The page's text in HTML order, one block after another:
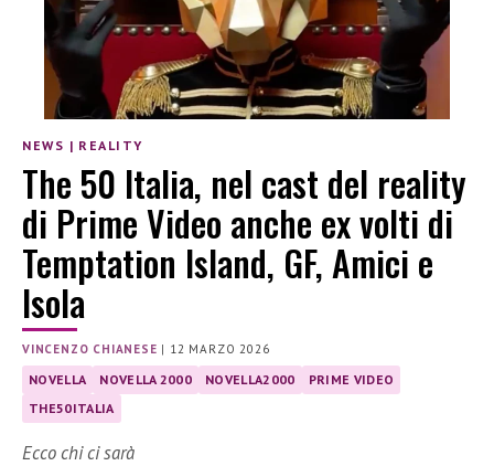
NEWS | REALITY
The 50 Italia, nel cast del reality
di Prime Video anche ex volti di
Temptation Island, GF, Amici e
Isola
VINCENZO CHIANESE | 12 MARZO 2026
NOVELLA NOVELLA 2000 NOVELLA2000
PRIME VIDEO
THE50ITALIA
Ecco chi ci sarà